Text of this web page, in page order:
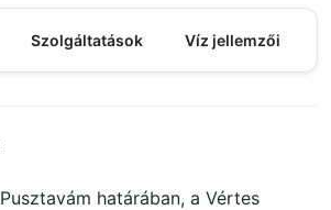
Szolgáltatások Víz jellemzői
Pusztavám határában, a Vértes